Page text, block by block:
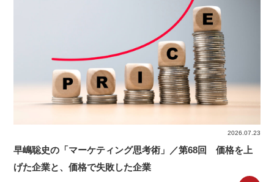
2026.07.23
早嶋聡史の「マーケティング思考術」／第68回 価格を上
げた企業と、価格で失敗した企業